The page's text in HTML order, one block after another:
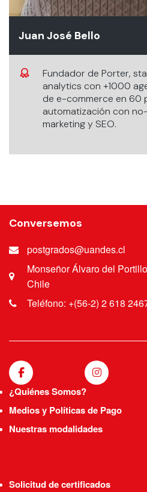
Juan José Bello
Fundador de Porter,
analytics con +1000
de e-commerce en 60
automatización con
marketing y SEO.
Conversemos
postgrados@uandes.cl
Monseñor Álvaro del
Chile
Teléfono: +(56-2) 2 618
¿Quiénes Somos?
Medios y Políticas de Pago
Nuestras modalidades
Solicitud de certificados